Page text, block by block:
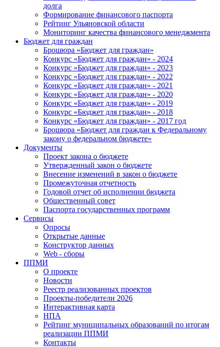
долга
Формирование финансового паспорта
Рейтинг Ульяновской области
Мониторинг качества финансового менеджмента
Бюджет для граждан
Брошюра «Бюджет для граждан»
Конкурс «Бюджет для граждан» - 2024
Конкурс «Бюджет для граждан» - 2023
Конкурс «Бюджет для граждан» - 2022
Конкурс «Бюджет для граждан» - 2021
Конкурс «Бюджет для граждан» - 2020
Конкурс «Бюджет для граждан» - 2019
Конкурс «Бюджет для граждан» - 2018
Конкурс «Бюджет для граждан» - 2017 год
Брошюра «Бюджет для граждан к Федеральному
закону о федеральном бюджете»
Документы
Проект закона о бюджете
Утвержденный закон о бюджете
Внесение изменений в закон о бюджете
Промежуточная отчетность
Годовой отчет об исполнении бюджета
Общественный совет
Паспорта государственных программ
Сервисы
Опросы
Открытые данные
Конструктор данных
Web - сборы
ППМИ
О проекте
Новости
Реестр реализованных проектов
Проекты-победители 2026
Интерактивная карта
НПА
Рейтинг муниципальных образований по итогам
реализации ППМИ
Контакты